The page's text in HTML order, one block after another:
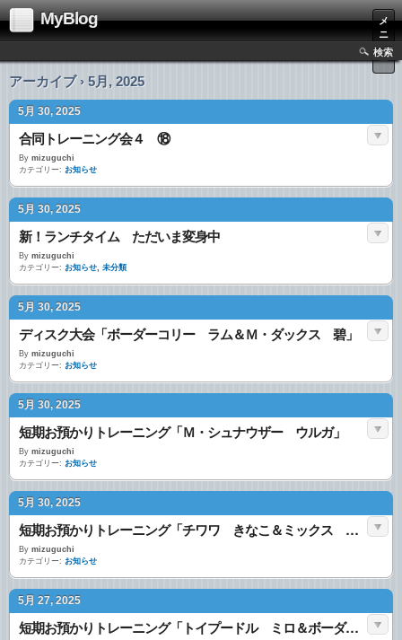
MyBlog
メ
ニ
ュ
ー
検索
アーカイブ › 5月, 2025
5月 30, 2025
合同トレーニング会４ ⑱
By mizuguchi
カテゴリー: お知らせ
5月 30, 2025
新！ランチタイム ただいま変身中
By mizuguchi
カテゴリー: お知らせ, 未分類
5月 30, 2025
ディスク大会「ボーダーコリー ラム＆Ｍ・ダックス 碧」
By mizuguchi
カテゴリー: お知らせ
5月 30, 2025
短期お預かりトレーニング「Ｍ・シュナウザー ウルガ」
By mizuguchi
カテゴリー: お知らせ
5月 30, 2025
短期お預かりトレーニング「チワワ きなこ＆ミックス 波玖」
By mizuguchi
カテゴリー: お知らせ
5月 27, 2025
短期お預かりトレーニング「トイプードル ミロ＆ボーダーコリー ラム」